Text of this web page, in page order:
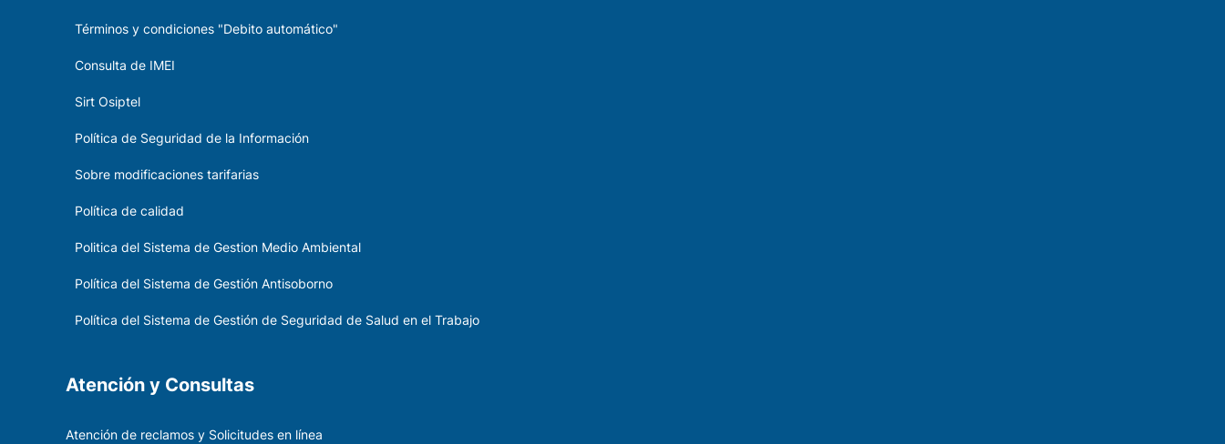
Términos y condiciones "Debito automático"
Consulta de IMEI
Sirt Osiptel
Política de Seguridad de la Información
Sobre modificaciones tarifarias
Política de calidad
Politica del Sistema de Gestion Medio Ambiental
Política del Sistema de Gestión Antisoborno
Política del Sistema de Gestión de Seguridad de Salud en el Trabajo
Atención y Consultas
Atención de reclamos y Solicitudes en línea